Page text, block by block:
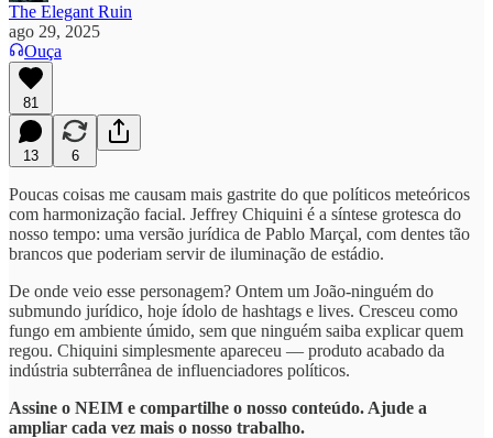
The Elegant Ruin
ago 29, 2025
Ouça
81
13 6
Poucas coisas me causam mais gastrite do que políticos meteóricos
com harmonização facial. Jeffrey Chiquini é a síntese grotesca do
nosso tempo: uma versão jurídica de Pablo Marçal, com dentes tão
brancos que poderiam servir de iluminação de estádio.
De onde veio esse personagem? Ontem um João-ninguém do
submundo jurídico, hoje ídolo de hashtags e lives. Cresceu como
fungo em ambiente úmido, sem que ninguém saiba explicar quem
regou. Chiquini simplesmente apareceu — produto acabado da
indústria subterrânea de influenciadores políticos.
Assine o NEIM e compartilhe o nosso conteúdo. Ajude a
ampliar cada vez mais o nosso trabalho.